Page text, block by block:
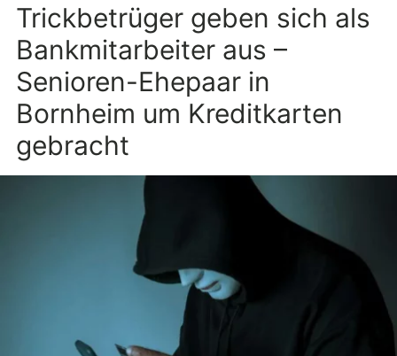
Trickbetrüger geben sich als
Bankmitarbeiter aus –
Senioren-Ehepaar in
Bornheim um Kreditkarten
gebracht